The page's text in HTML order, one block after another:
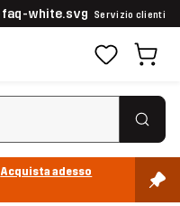
Servizio clienti
Acquista adesso